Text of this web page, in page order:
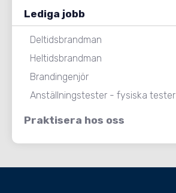
Lediga jobb
Deltidsbrandman
Heltidsbrandman
Brandingenjör
Anställningstester - fysiska tester
Praktisera hos oss